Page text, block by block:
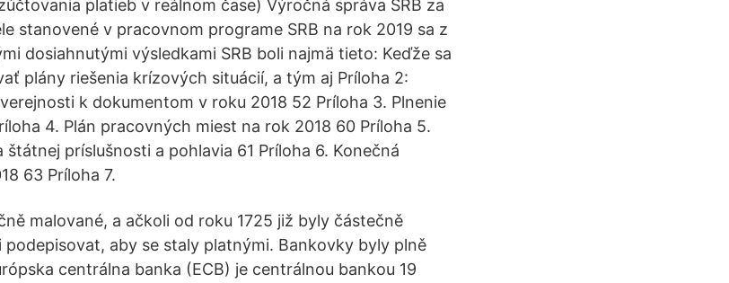
platieb v reálnom čase) Výročná správa SRB za
stanovené v pracovnom programe SRB na rok 2019 sa z
dosiahnutými výsledkami SRB boli najmä tieto: Keďže sa
plány riešenia krízových situácií, a tým aj Príloha 2:
k dokumentom v roku 2018 52 Príloha 3. Plnenie
4. Plán pracovných miest na rok 2018 60 Príloha 5.
príslušnosti a pohlavia 61 Príloha 6. Konečná
63 Príloha 7.
malované, a ačkoli od roku 1725 již byly částečně
podepisovat, aby se staly platnými. Bankovky byly plně
centrálna banka (ECB) je centrálnou bankou 19